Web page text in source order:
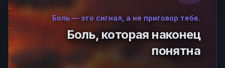
Боль — это сигнал, а не приговор тебе.
Боль, которая наконец
понятна